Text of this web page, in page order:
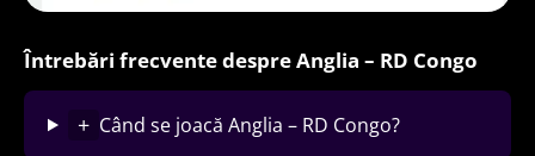
Întrebări frecvente despre Anglia – RD Congo
+ Când se joacă Anglia – RD Congo?